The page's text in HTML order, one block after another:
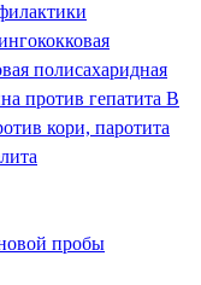
полисахаридная
против гепатита В
кори, паротита
пробы